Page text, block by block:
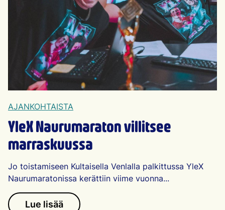
AJANKOHTAISTA
YleX Naurumaraton villitsee
marraskuussa
Jo toistamiseen Kultaisella Venlalla palkittussa YleX
Naurumaratonissa kerättiin viime vuonna...
Lue lisää